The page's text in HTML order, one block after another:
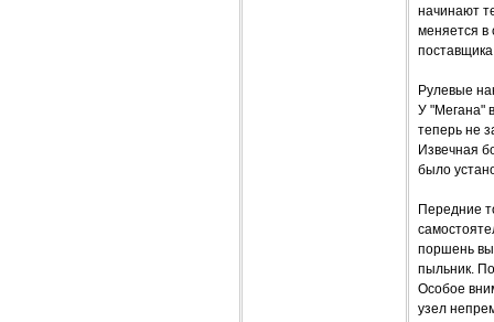
начинают
меняется в
Рулевые
У "Мегана"
теперь не
Извечная
было
Передние
поршень
пыльник.
Особое
узел